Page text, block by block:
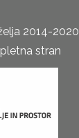
2014-2020
stran